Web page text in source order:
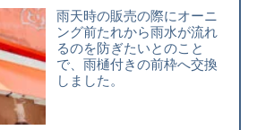
雨天時の販売の際にオーニ
ング前たれから雨水が流れ
るのを防ぎたいとのこと
で、雨樋付きの前枠へ交換
しました。